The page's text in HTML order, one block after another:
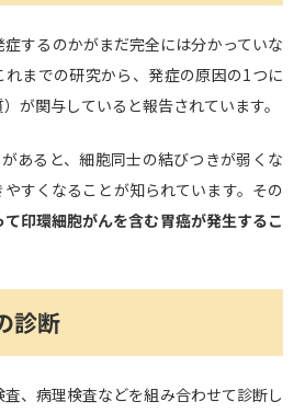
するのかがまだ完全には分かっていな
れまでの研究から、発症の原因の1つに
が関与していると報告されています。
あると、細胞同士の結びつきが弱くな
すくなることが知られています。その
印環細胞がんを含む胃癌が発生するこ
診断
、病理検査などを組み合わせて診断し